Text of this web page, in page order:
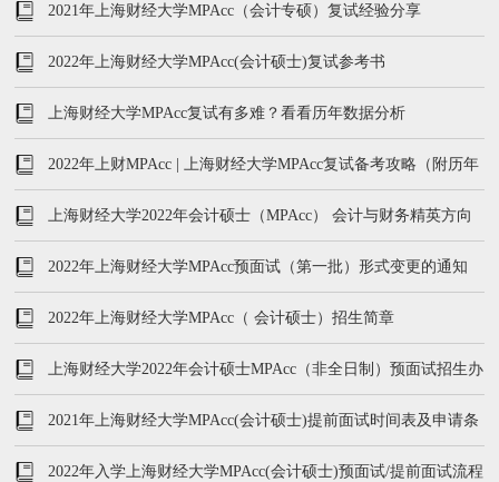
招30人
2021年上海财经大学MPAcc（会计专硕）复试经验分享
2022年上海财经大学MPAcc(会计硕士)复试参考书
上海财经大学MPAcc复试有多难？看看历年数据分析
2022年上财MPAcc | 上海财经大学MPAcc复试备考攻略（附历年
真题汇总）
上海财经大学2022年会计硕士（MPAcc） 会计与财务精英方向
（非全日制）招生简章
2022年上海财经大学MPAcc预面试（第一批）形式变更的通知
2022年上海财经大学MPAcc（ 会计硕士）招生简章
上海财经大学2022年会计硕士MPAcc（非全日制）预面试招生办
法
2021年上海财经大学MPAcc(会计硕士)提前面试时间表及申请条
件
2022年入学上海财经大学MPAcc(会计硕士)预面试/提前面试流程